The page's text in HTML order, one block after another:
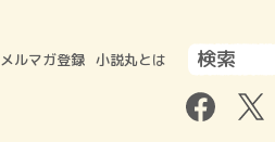
メルマガ登録 小説丸とは